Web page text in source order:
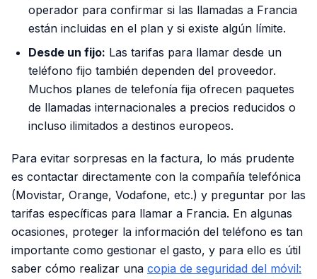
operador para confirmar si las llamadas a Francia
están incluidas en el plan y si existe algún límite.
Desde un fijo: Las tarifas para llamar desde un
teléfono fijo también dependen del proveedor.
Muchos planes de telefonía fija ofrecen paquetes
de llamadas internacionales a precios reducidos o
incluso ilimitados a destinos europeos.
Para evitar sorpresas en la factura, lo más prudente
es contactar directamente con la compañía telefónica
(Movistar, Orange, Vodafone, etc.) y preguntar por las
tarifas específicas para llamar a Francia. En algunas
ocasiones, proteger la información del teléfono es tan
importante como gestionar el gasto, y para ello es útil
saber cómo realizar una copia de seguridad del móvil: